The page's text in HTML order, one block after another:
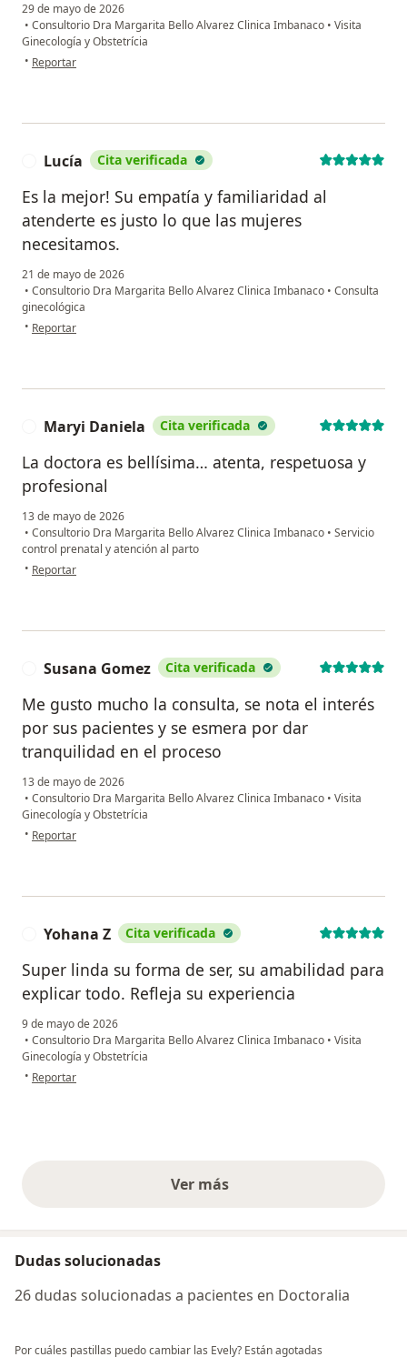
29 de mayo de 2026
• Consultorio Dra Margarita Bello Alvarez Clinica Imbanaco • Visita
Ginecología y Obstetrícia
• en opinión del usuario Angie Cifuentes
Reportar
Lucía Cita verificada
Es la mejor! Su empatía y familiaridad al
atenderte es justo lo que las mujeres
necesitamos.
21 de mayo de 2026
• Consultorio Dra Margarita Bello Alvarez Clinica Imbanaco • Consulta
ginecológica
• en opinión del usuario Lucía
Reportar
Maryi Daniela Cita verificada
La doctora es bellísima… atenta, respetuosa y
profesional
13 de mayo de 2026
• Consultorio Dra Margarita Bello Alvarez Clinica Imbanaco • Servicio
control prenatal y atención al parto
• en opinión del usuario Maryi Daniela
Reportar
Susana Gomez Cita verificada
Me gusto mucho la consulta, se nota el interés
por sus pacientes y se esmera por dar
tranquilidad en el proceso
13 de mayo de 2026
• Consultorio Dra Margarita Bello Alvarez Clinica Imbanaco • Visita
Ginecología y Obstetrícia
• en opinión del usuario Susana Gomez
Reportar
Yohana Z Cita verificada
Super linda su forma de ser, su amabilidad para
explicar todo. Refleja su experiencia
9 de mayo de 2026
• Consultorio Dra Margarita Bello Alvarez Clinica Imbanaco • Visita
Ginecología y Obstetrícia
• en opinión del usuario Yohana Z
Reportar
Ver másopiniones anteriores
Dudas solucionadas
26 dudas solucionadas a pacientes en Doctoralia
Por cuáles pastillas puedo cambiar las Evely? Están agotadas